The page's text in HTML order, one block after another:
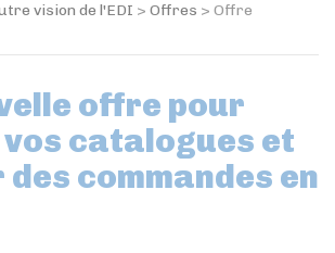
vision de l'EDI > Offres > Offre
offre pour
catalogues et
commandes en